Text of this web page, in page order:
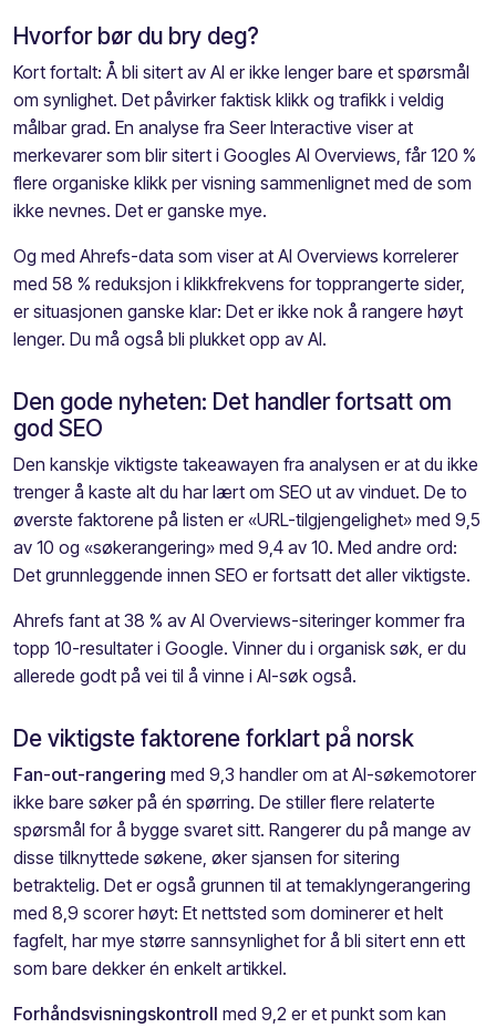
Hvorfor bør du bry deg?
Kort fortalt: Å bli sitert av AI er ikke lenger bare et spørsmål
om synlighet. Det påvirker faktisk klikk og trafikk i veldig
målbar grad. En analyse fra Seer Interactive viser at
merkevarer som blir sitert i Googles AI Overviews, får 120 %
flere organiske klikk per visning sammenlignet med de som
ikke nevnes. Det er ganske mye.
Og med Ahrefs-data som viser at AI Overviews korrelerer
med 58 % reduksjon i klikkfrekvens for topprangerte sider,
er situasjonen ganske klar: Det er ikke nok å rangere høyt
lenger. Du må også bli plukket opp av AI.
Den gode nyheten: Det handler fortsatt om
god SEO
Den kanskje viktigste takeawayen fra analysen er at du ikke
trenger å kaste alt du har lært om SEO ut av vinduet. De to
øverste faktorene på listen er «URL-tilgjengelighet» med 9,5
av 10 og «søkerangering» med 9,4 av 10. Med andre ord:
Det grunnleggende innen SEO er fortsatt det aller viktigste.
Ahrefs fant at 38 % av AI Overviews-siteringer kommer fra
topp 10-resultater i Google. Vinner du i organisk søk, er du
allerede godt på vei til å vinne i AI-søk også.
De viktigste faktorene forklart på norsk
Fan-out-rangering med 9,3 handler om at AI-søkemotorer
ikke bare søker på én spørring. De stiller flere relaterte
spørsmål for å bygge svaret sitt. Rangerer du på mange av
disse tilknyttede søkene, øker sjansen for sitering
betraktelig. Det er også grunnen til at temaklyngerangering
med 8,9 scorer høyt: Et nettsted som dominerer et helt
fagfelt, har mye større sannsynlighet for å bli sitert enn ett
som bare dekker én enkelt artikkel.
Forhåndsvisningskontroll med 9,2 er et punkt som kan